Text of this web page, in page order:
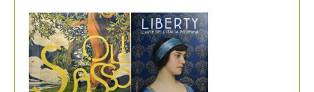
E
BLACKBERRY,
LA
STORIA
E
LA
VISIONE